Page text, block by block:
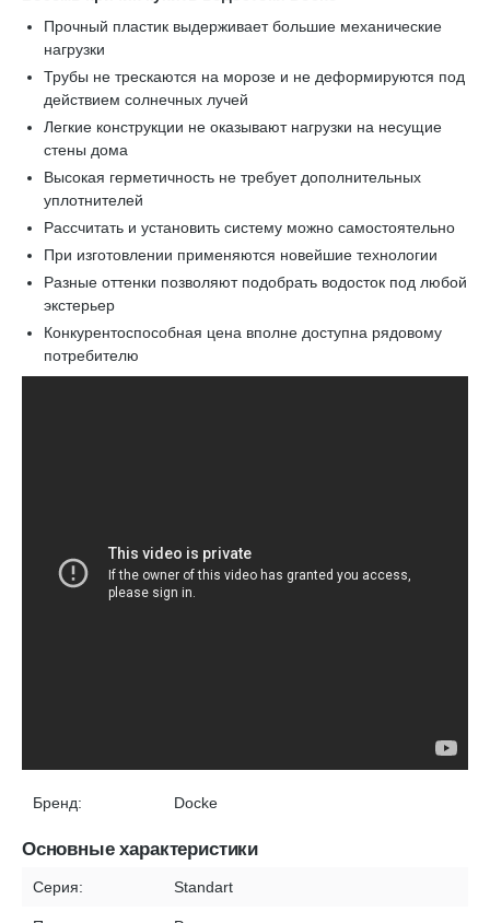
Прочный пластик выдерживает большие механические
нагрузки
Трубы не трескаются на морозе и не деформируются под
действием солнечных лучей
Легкие конструкции не оказывают нагрузки на несущие
стены дома
Высокая герметичность не требует дополнительных
уплотнителей
Рассчитать и установить систему можно самостоятельно
При изготовлении применяются новейшие технологии
Разные оттенки позволяют подобрать водосток под любой
экстерьер
Конкурентоспособная цена вполне доступна рядовому
потребителю
Бренд: Docke
Основные характеристики
Серия: Standart